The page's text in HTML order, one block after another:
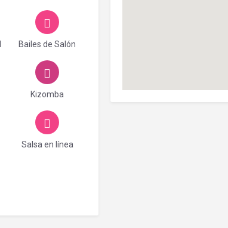
Bailes de Salón
Kizomba
Salsa en línea